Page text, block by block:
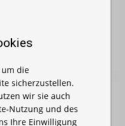
um die
sicherzustellen.
wir sie auch
Nutzung und des
Ihre Einwilligung